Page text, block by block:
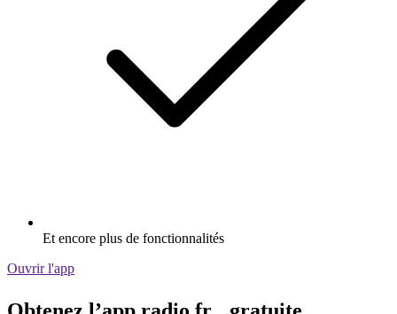
Et encore plus de fonctionnalités
Ouvrir l'app